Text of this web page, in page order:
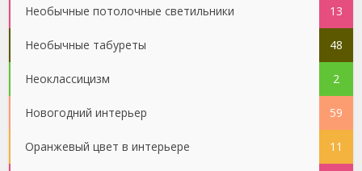
Необычные потолочные светильники 13
Необычные табуреты 48
Неоклассицизм 2
Новогодний интерьер 59
Оранжевый цвет в интерьере 11